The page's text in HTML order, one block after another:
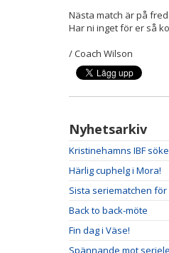
Nästa match är på
Har ni inget för er så
/ Coach Wilson
Nyhetsarkiv
Kristinehamns IBF
Härlig cuphelg i Mora!
Sista seriematchen för
Back to back-möte
Fin dag i Väse!
Spännande mot